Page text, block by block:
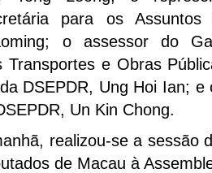
para os Assuntos
o assessor do
Transportes e Obras
DSEPDR, Ung Hoi Ian; e
Un Kin Chong.
realizou-se a sessão
de Macau à